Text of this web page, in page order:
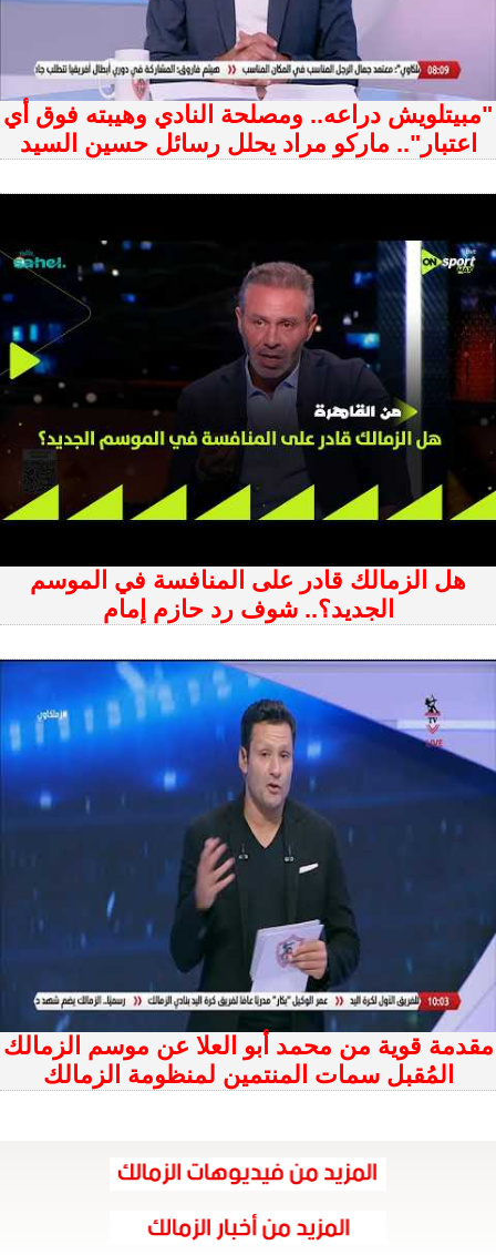
"مبيتلويش دراعه.. ومصلحة النادي وهيبته فوق أي
اعتبار".. ماركو مراد يحلل رسائل حسين السيد
هل الزمالك قادر على المنافسة في الموسم
الجديد؟.. شوف رد حازم إمام
مقدمة قوية من محمد أبو العلا عن موسم الزمالك
المُقبل سمات المنتمين لمنظومة الزمالك